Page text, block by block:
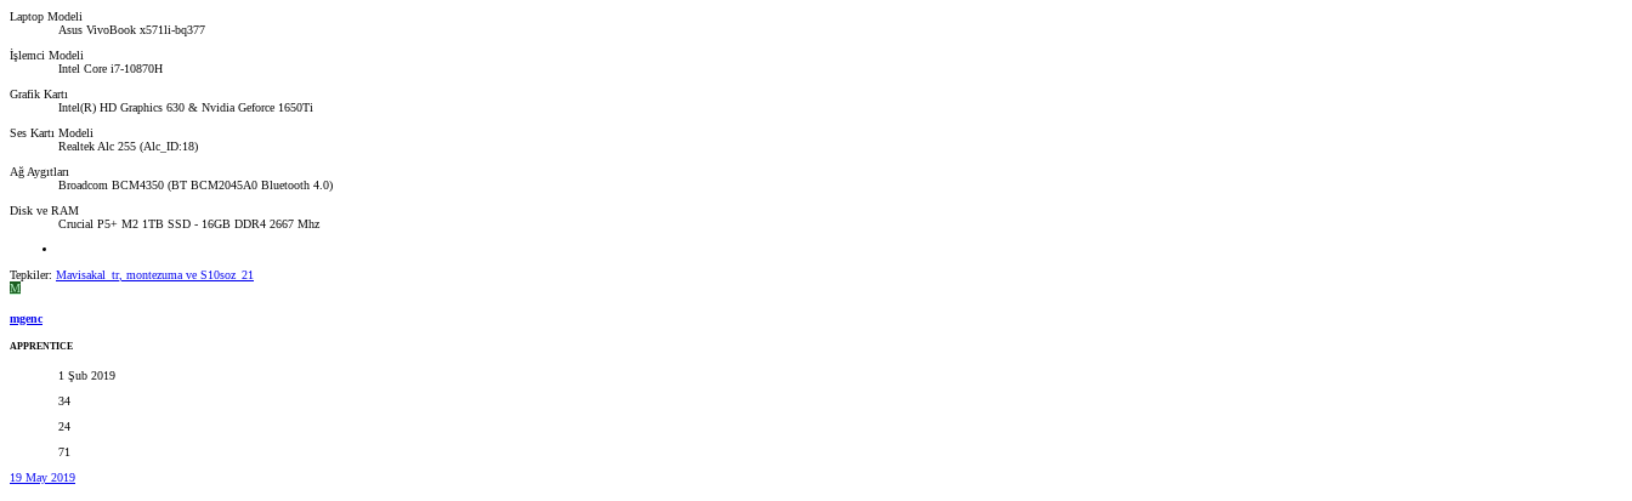
Laptop Modeli
Asus VivoBook x571li-bq377
İşlemci Modeli
Intel Core i7-10870H
Grafik Kartı
Intel(R) HD Graphics 630 & Nvidia Geforce 1650Ti
Ses Kartı Modeli
Realtek Alc 255 (Alc_ID:18)
Ağ Aygıtları
Broadcom BCM4350 (BT BCM2045A0 Bluetooth 4.0)
Disk ve RAM
Crucial P5+ M2 1TB SSD - 16GB DDR4 2667 Mhz
Tepkiler: Mavisakal_tr, montezumave S10soz_21
M
mgenc
APPRENTICE
1 Şub 2019
34
24
71
19 May 2019